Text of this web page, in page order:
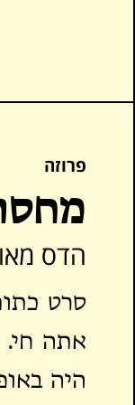
הַיְּעָרוֹת
לָכֶם
גְּבָעוֹת
לָכֶם
טוֹבִים
פרוזה
הדס
סרט
היה